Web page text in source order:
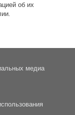
об их
медиа